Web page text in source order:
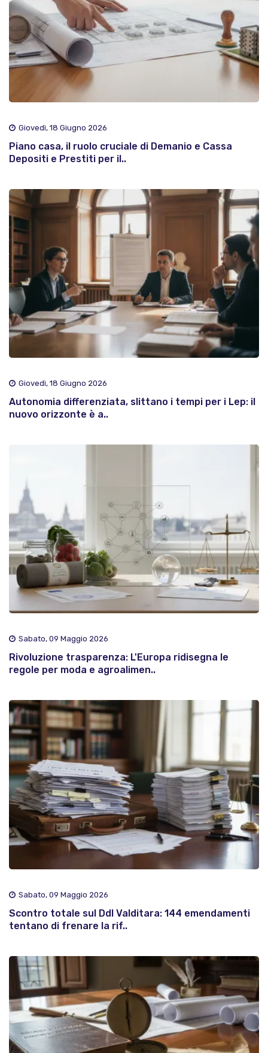
Giovedì, 18 Giugno 2026
Piano casa, il ruolo cruciale di Demanio e Cassa
Depositi e Prestiti per il..
Giovedì, 18 Giugno 2026
Autonomia differenziata, slittano i tempi per i Lep: il
nuovo orizzonte è a..
Sabato, 09 Maggio 2026
Rivoluzione trasparenza: L'Europa ridisegna le
regole per moda e agroalimen..
Sabato, 09 Maggio 2026
Scontro totale sul Ddl Valditara: 144 emendamenti
tentano di frenare la rif..